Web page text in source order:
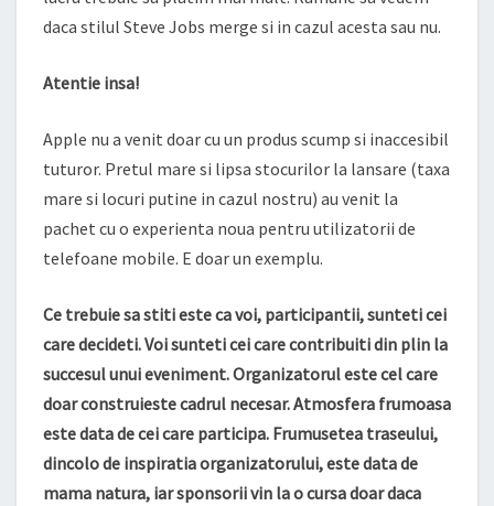
daca stilul Steve Jobs merge si in cazul acesta sau nu.
Atentie insa!
Apple nu a venit doar cu un produs scump si inaccesibil
tuturor. Pretul mare si lipsa stocurilor la lansare (taxa
mare si locuri putine in cazul nostru) au venit la
pachet cu o experienta noua pentru utilizatorii de
telefoane mobile. E doar un exemplu.
Ce trebuie sa stiti este ca voi, participantii, sunteti cei
care decideti. Voi sunteti cei care contribuiti din plin la
succesul unui eveniment. Organizatorul este cel care
doar construieste cadrul necesar. Atmosfera frumoasa
este data de cei care participa. Frumusetea traseului,
dincolo de inspiratia organizatorului, este data de
mama natura, iar sponsorii vin la o cursa doar daca